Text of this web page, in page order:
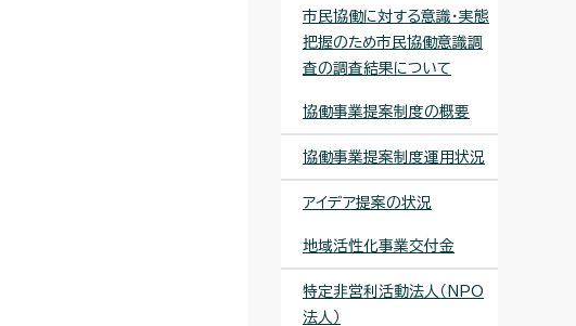
市民協働に対する意識・実態
把握のため市民協働意識調
査の調査結果について
協働事業提案制度の概要
協働事業提案制度運用状況
アイデア提案の状況
地域活性化事業交付金
特定非営利活動法人（NPO
法人）